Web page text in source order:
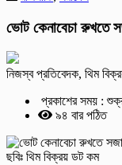
ভোট কেনাবেচা রুখতে
নিজস্ব প্রতিবেদক, থিম
প্রকাশের সময় :
৯৪ বার পঠিত
ছবিঃ থিম বিক্রয় ডট কম